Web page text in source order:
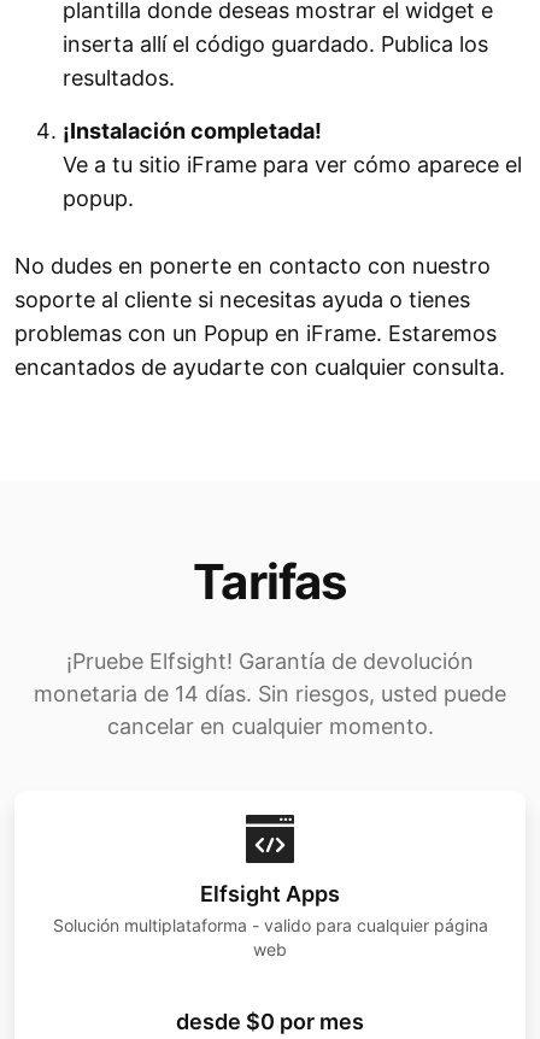
plantilla donde deseas mostrar el widget e
inserta allí el código guardado. Publica los
resultados.
¡Instalación completada!
Ve a tu sitio iFrame para ver cómo aparece el
popup.
No dudes en ponerte en contacto con nuestro
soporte al cliente si necesitas ayuda o tienes
problemas con un Popup en iFrame. Estaremos
encantados de ayudarte con cualquier consulta.
Tarifas
¡Pruebe Elfsight! Garantía de devolución
monetaria de 14 días. Sin riesgos, usted puede
cancelar en cualquier momento.
Elfsight Apps
Solución multiplataforma - valido para cualquier página
web
desde $0 por mes